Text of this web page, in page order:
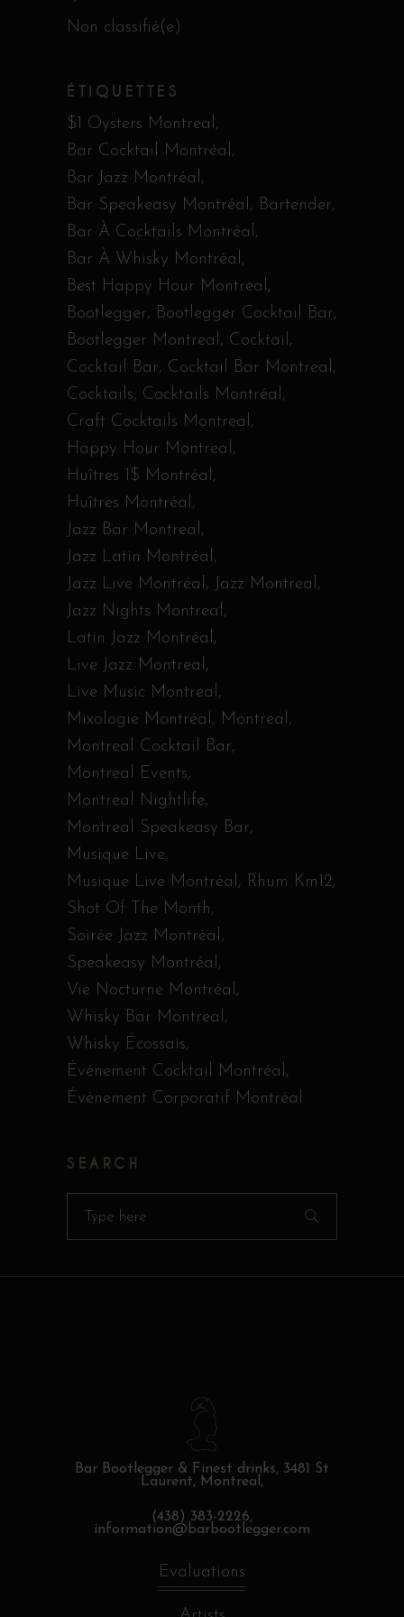
Non classifié(e)
ÉTIQUETTES
$1 Oysters Montreal
Bar Cocktail Montréal
Bar Jazz Montréal
Bar Speakeasy Montréal
Bartender
Bar À Cocktails Montréal
Bar À Whisky Montréal
Best Happy Hour Montreal
Bootlegger
Bootlegger Cocktail Bar
Bootlegger Montreal
Cocktail
Cocktail Bar
Cocktail Bar Montreal
Cocktails
Cocktails Montréal
Craft Cocktails Montreal
Happy Hour Montreal
Huîtres 1$ Montréal
Huîtres Montréal
Jazz Bar Montreal
Jazz Latin Montréal
Jazz Live Montréal
Jazz Montreal
Jazz Nights Montreal
Latin Jazz Montreal
Live Jazz Montreal
Live Music Montreal
Mixologie Montréal
Montreal
Montreal Cocktail Bar
Montreal Events
Montreal Nightlife
Montreal Speakeasy Bar
Musique Live
Musique Live Montréal
Rhum Km12
Shot Of The Month
Soirée Jazz Montréal
Speakeasy Montréal
Vie Nocturne Montréal
Whisky Bar Montreal
Whisky Écossais
Événement Cocktail Montréal
Événement Corporatif Montréal
SEARCH
Bar Bootlegger & Finest drinks, 3481 St
Laurent, Montreal,
(438) 383-2226,
information@barbootlegger.com
Evaluations